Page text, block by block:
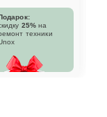
25% на
техники